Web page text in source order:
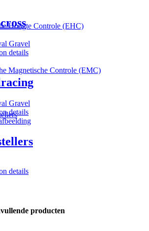
Hoogte Controle (EHC)
Magnetische Controle (EMC)
Gravel
details
Gravel
details
details
producten